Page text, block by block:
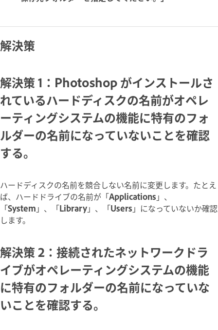
解決策
解決策 1：Photoshop がインストールさ
れているハードディスクの名前がオペレ
ーティングシステムの機能に特有のフォ
ルダーの名前になっていないことを確認
する。
ハードディスクの名前を競合しない名前に変更します。たとえ
ば、ハードドライブの名前が「Applications 」、
「System 」、「Library」、「Users 」になっていないか確認
します。
解決策 2：接続されたネットワークドラ
イブがオペレーティングシステムの機能
に特有のフォルダーの名前になっていな
いことを確認する。